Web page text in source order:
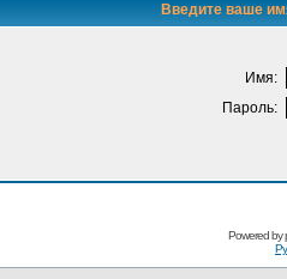
Введите ваше
Имя:
Пароль:
Powered by